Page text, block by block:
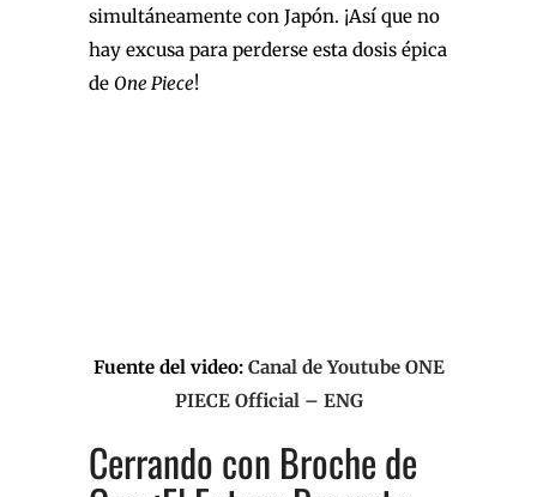
simultáneamente con Japón. ¡Así que no
hay excusa para perderse esta dosis épica
de One Piece!
Fuente del video: Canal de Youtube ONE
PIECE Official – ENG
Cerrando con Broche de